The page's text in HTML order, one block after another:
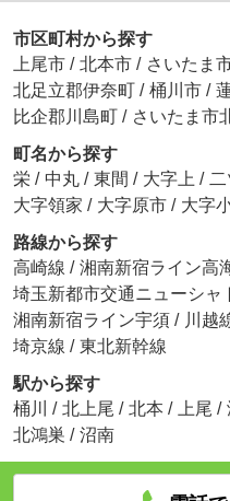
市区町村から探す
上尾市 / 北本市 / さいたま
北足立郡伊奈町 / 桶川市 /
比企郡川島町 / さいたま市
町名から探す
栄 / 中丸 / 東間 / 大字上 /
大字領家 / 大字原市 / 大字
路線から探す
高崎線 / 湘南新宿ライン高
埼玉新都市交通ニューシャ
湘南新宿ライン宇須 / 川越
埼京線 / 東北新幹線
駅から探す
桶川
/ 北上尾 / 北本 / 上尾 /
北鴻巣 / 沼南